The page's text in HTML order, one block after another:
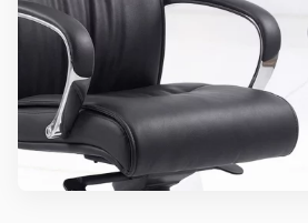
xuất.
Sản phẩm sau khi đã được giao
khách kiểm tra hàng không có bất
đã ký vào biên bản nghiệm thu.
Sản phẩm mới đã quá thời gian 3
hàng.
Mọi thông tin cần hỗ trợ và giải đáp